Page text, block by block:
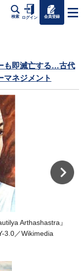
検索 ログイン 会員登録
も即滅亡する…古代
マネジメント
Arthashastra』
3.0／Wikimedia